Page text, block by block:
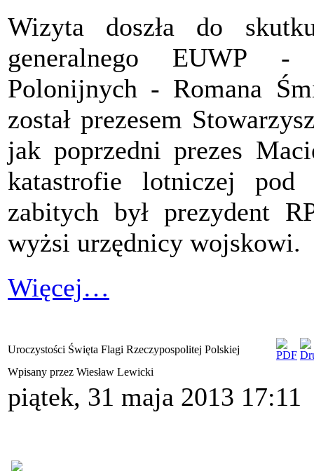
Wizyta doszła do
generalnego EUWP
Polonijnych - Romana
został prezesem
jak poprzedni prezes
katastrofie lotniczej pod
zabitych był prezydent
wyżsi urzędnicy wojskowi.
Więcej…
Uroczystości Święta Flagi Rzeczypospolitej Polskiej
Wpisany przez Wiesław Lewicki
piątek, 31 maja 2013 17:11